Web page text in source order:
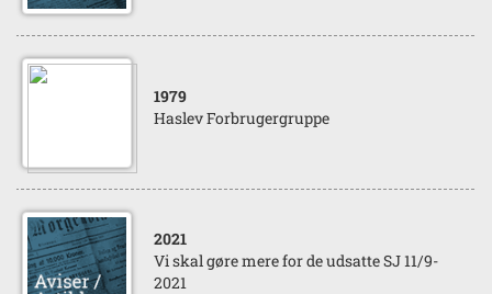
1979
Haslev Forbrugergruppe
2021
Vi skal gøre mere for de udsatte SJ 11/9-
2021